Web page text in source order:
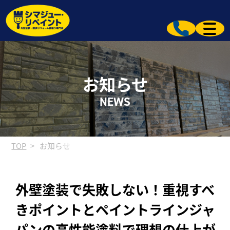
お知らせ
NEWS
TOP お知らせ
外壁塗装で失敗しない！重視すべ
きポイントとペイントラインジャ